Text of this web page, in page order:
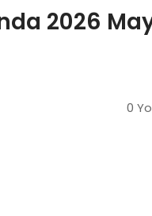
2026
0